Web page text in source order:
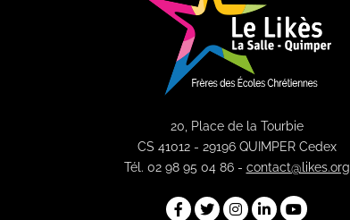
20, Place de la Tourbie
CS 41012 - 29196 QUIMPER Cedex
Tél. 02 98 95 04 86 - contact@likes.org